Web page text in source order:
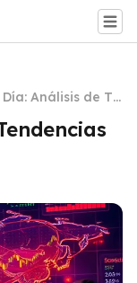
Análisis de Te
del Mercado de